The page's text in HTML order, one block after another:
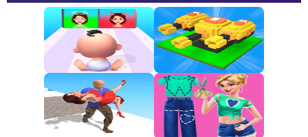
New
Games
All
Games
Classic
Sprunki